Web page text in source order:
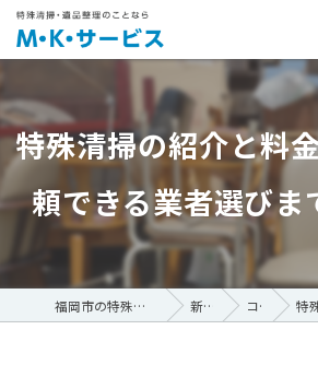
特殊清掃の紹介と料
頼できる業者選びま
福岡市の特殊清掃ならM・K・サービス 新着情報 コラム 特殊清